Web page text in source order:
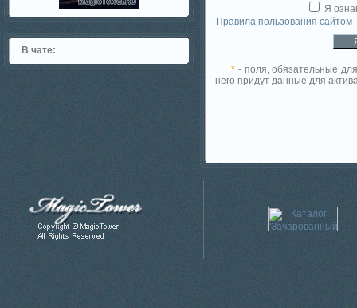
В чате:
Я
Правила пользования сайтом
* - поля, обязательные
него придут данные для